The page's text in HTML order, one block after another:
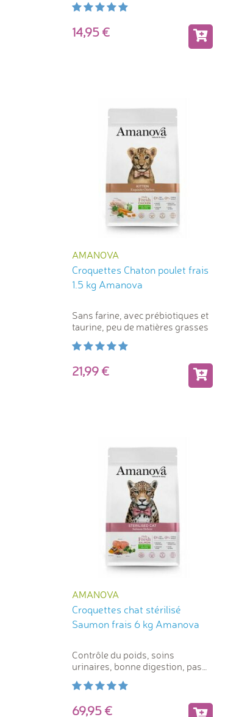
14,95
AMANOVA
Croquettes Chaton poulet frais
1.5 kg Amanova
Sans farine, avec prébiotiques et
taurine, peu de matières grasses
21,99
AMANOVA
Croquettes chat stérilisé
Saumon frais 6 kg Amanova
Contrôle du poids, soins
urinaires, bonne digestion, pas
69,95